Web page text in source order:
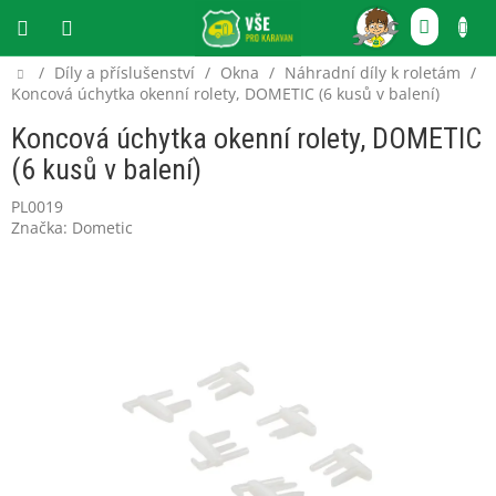
obsah
CZK
Domů
/ Díly a příslušenství / Okna / Náhradní díly k roletám /
Koncová úchytka okenní rolety, DOMETIC (6 kusů v balení)
Koncová úchytka okenní rolety, DOMETIC
(6 kusů v balení)
PL0019
Značka: Dometic